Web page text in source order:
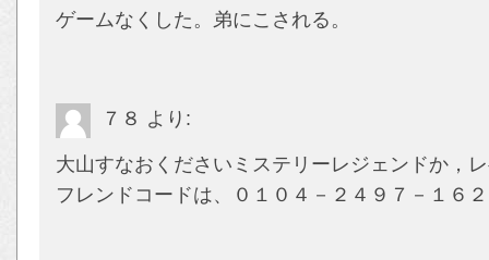
ゲームなくした。弟にこされる。
７８ より:
大山すなおくださいミステリーレジェンドか，
フレンドコードは、０１０４－２４９７－１６